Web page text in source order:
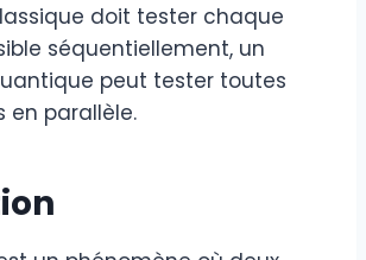
doit tester chaque
séquentiellement, un
peut tester toutes
en parallèle.